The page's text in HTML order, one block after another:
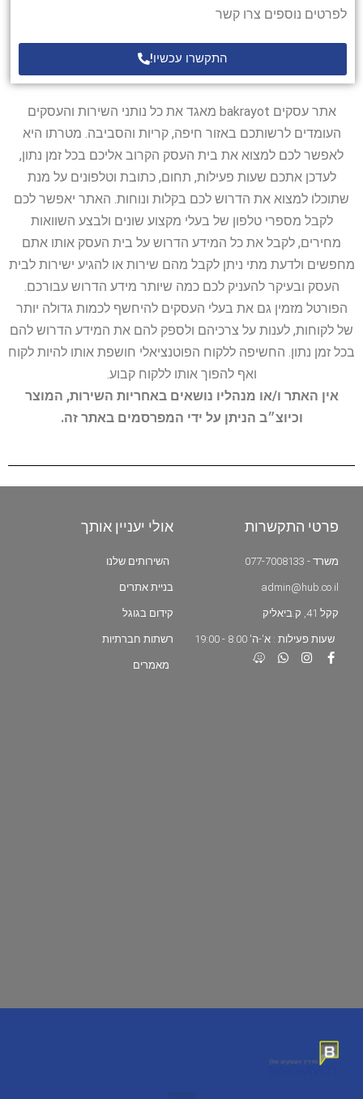
לפרטים נוספים צרו קשר
התקשרו עכשיו!
אתר עסקים bakrayot מאגד את כל נותני השירות והעסקים
העומדים לרשותכם באזור חיפה, קריות והסביבה. מטרתו היא
לאפשר לכם למצוא את בית העסק הקרוב אליכם בכל זמן נתון,
לעדכן אתכם שעות פעילות, תחום, כתובת וטלפונים על מנת
שתוכלו למצוא את הדרוש לכם בקלות ונוחות. האתר יאפשר לכם
לקבל מספרי טלפון של בעלי מקצוע שונים ולבצע השוואות
מחירים, לקבל את כל המידע הדרוש על בית העסק אותו אתם
מחפשים ולדעת מתי ניתן לקבל מהם שירות או להגיע ישירות לבית
העסק ובעיקר להעניק לכם כמה שיותר מידע הדרוש עבורכם.
הפורטל מזמין גם את בעלי העסקים להיחשף לכמות גדולה יותר
של לקוחות, לענות על צרכיהם ולספק להם את המידע הדרוש להם
בכל זמן נתון. החשיפה ללקוח הפוטנציאלי חושפת אותו להיות לקוח
ואף להפוך אותו ללקוח קבוע.
אין האתר ו/או מנהליו נושאים באחריות השירות, המוצר
וכיוצ״ב הניתן על ידי המפרסמים באתר זה.
פרטי התקשרות
משרד - 077-7008133
admin@hub.co.il
קקל 41, ק.ביאליק
שעות פעילות : א'-ה' 8:00 - 19:00
אולי יעניין אותך
השירותים שלנו
בניית אתרים
קידום בגוגל
רשתות חברתיות
מאמרים